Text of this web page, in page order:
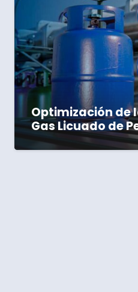
Optimización de
Gas Licuado de